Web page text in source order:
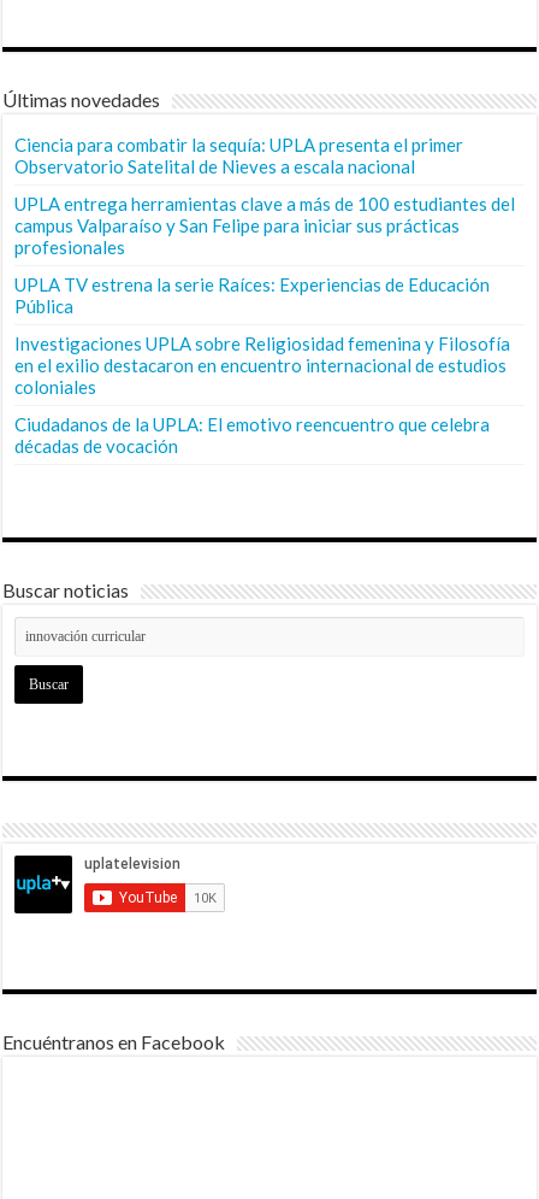
Últimas novedades
Ciencia para combatir la sequía: UPLA presenta el primer
Observatorio Satelital de Nieves a escala nacional
UPLA entrega herramientas clave a más de 100 estudiantes del
campus Valparaíso y San Felipe para iniciar sus prácticas
profesionales
UPLA TV estrena la serie Raíces: Experiencias de Educación
Pública
Investigaciones UPLA sobre Religiosidad femenina y Filosofía
en el exilio destacaron en encuentro internacional de estudios
coloniales
Ciudadanos de la UPLA: El emotivo reencuentro que celebra
décadas de vocación
Buscar noticias
Encuéntranos en Facebook